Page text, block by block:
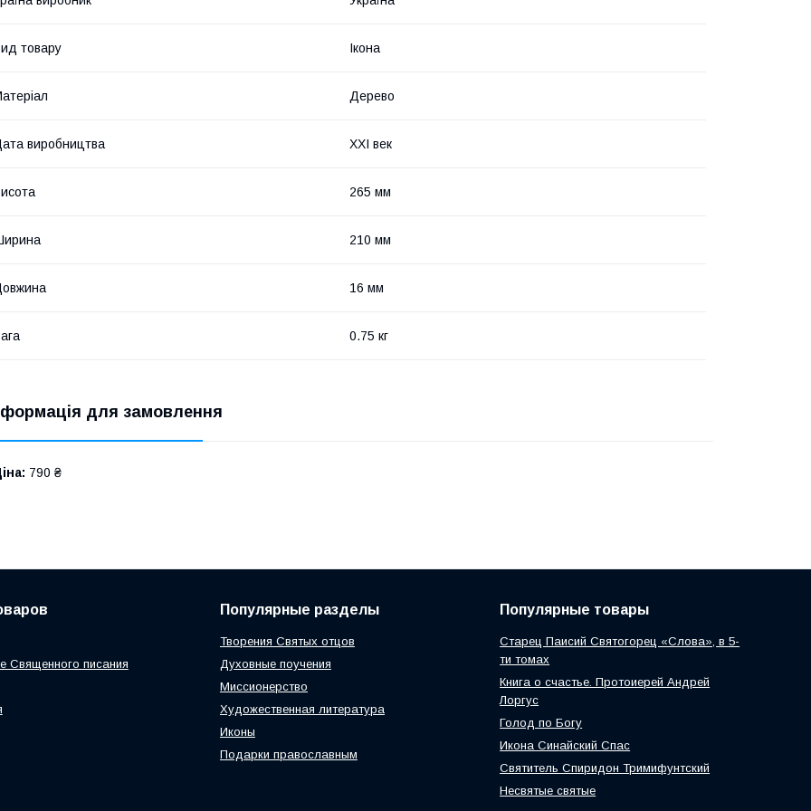
товару Ікона
Дерево
виробництва XXI век
265 мм
210 мм
16 мм
0.75 кг
для замовлення
790 ₴
Священного писания
Популярные разделы
Творения Святых отцов
Духовные поучения
Миссионерство
Художественная литература
Иконы
Подарки православным
Популярные товары
Старец Паисий Святогорец «Слова», в 5-
ти томах
Книга о счастье. Протоиерей Андрей
Лоргус
Голод по Богу
Икона Синайский Спас
Святитель Спиридон Тримифунтский
Несвятые святые